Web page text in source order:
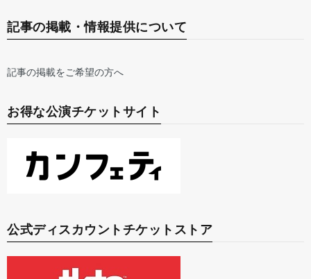
記事の掲載・情報提供について
記事の掲載をご希望の方へ
お得な公演チケットサイト
公式ディスカウントチケットストア